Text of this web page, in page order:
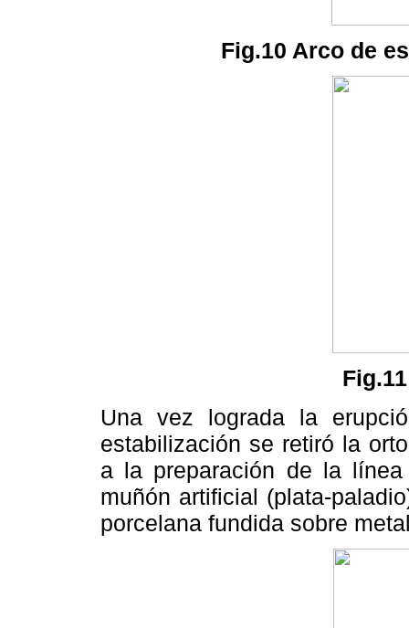
Fig.10 Arco de
Una vez lograda la
estabilización se retiró la
a la preparación de la
muñón artificial (plata-
porcelana fundida sobre